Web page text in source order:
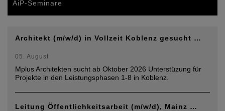
AiP-Seminare
Architekt (m/w/d) in Vollzeit Koblenz gesucht …
05. August
Mplus Architekten sucht ab Oktober 2026 Unterstüzung für
Projekte in den Leistungsphasen 1-8 in Koblenz.
Leitung Öffentlichkeitsarbeit (m/w/d), Mainz …